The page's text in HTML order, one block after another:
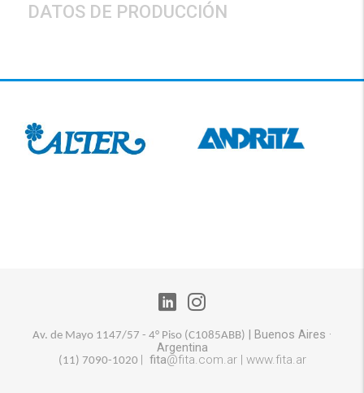
DATOS DE PRODUCCIÓN
Av. de Mayo 1147/57 - 4° Piso (C1085ABB) | Buenos Aires ·
Argentina
(11) 7090-1020 | fita@fita.com.ar | www.fita.ar